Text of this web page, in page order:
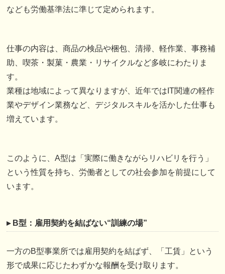
なども労働基準法に準じて定められます。
仕事の内容は、商品の検品や梱包、清掃、軽作業、事務補
助、喫茶・製菓・農業・リサイクルなど多岐にわたりま
す。
業種は地域によって異なりますが、近年ではIT関連の軽作
業やデザイン業務など、デジタルスキルを活かした仕事も
増えています。
このように、A型は「実際に働きながらリハビリを行う」
という性質を持ち、労働者としての社会参加を前提にして
います。
▸ B型：雇用契約を結ばない“訓練の場”
一方のB型事業所では雇用契約を結ばず、「工賃」という
形で成果に応じたわずかな報酬を受け取ります。